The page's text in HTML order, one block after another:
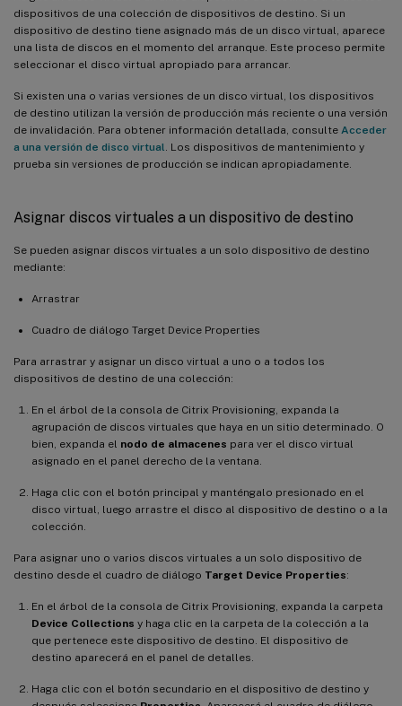
dispositivos de una colección de dispositivos de destino. Si un
dispositivo de destino tiene asignado más de un disco virtual, aparece
una lista de discos en el momento del arranque. Este proceso permite
seleccionar el disco virtual apropiado para arrancar.
Si existen una o varias versiones de un disco virtual, los dispositivos
de destino utilizan la versión de producción más reciente o una versión
de invalidación. Para obtener información detallada, consulte Acceder
a una versión de disco virtual . Los dispositivos de mantenimiento y
prueba sin versiones de producción se indican apropiadamente.
Asignar discos virtuales a un dispositivo de destino
Se pueden asignar discos virtuales a un solo dispositivo de destino
mediante:
Arrastrar
Cuadro de diálogo Target Device Properties
Para arrastrar y asignar un disco virtual a uno o a todos los
dispositivos de destino de una colección:
En el árbol de la consola de Citrix Provisioning, expanda la
agrupación de discos virtuales que haya en un sitio determinado. O
bien, expanda el nodo de almacenes para ver el disco virtual
asignado en el panel derecho de la ventana.
Haga clic con el botón principal y manténgalo presionado en el
disco virtual, luego arrastre el disco al dispositivo de destino o a la
colección.
Para asignar uno o varios discos virtuales a un solo dispositivo de
destino desde el cuadro de diálogo Target Device Properties:
En el árbol de la consola de Citrix Provisioning, expanda la carpeta
Device Collections y haga clic en la carpeta de la colección a la
que pertenece este dispositivo de destino. El dispositivo de
destino aparecerá en el panel de detalles.
Haga clic con el botón secundario en el dispositivo de destino y